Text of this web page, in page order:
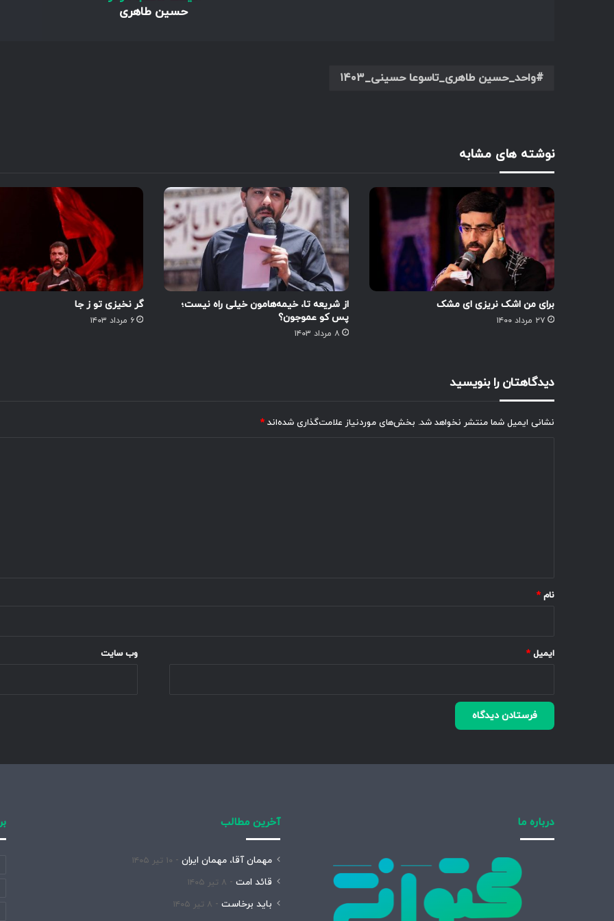
حسین طاهری
واحد_حسین طاهری_تاسوعا حسینی_۱۴۰۳
نوشته های مشابه
برای من اشک نریزی ای مشک
۲۷ مرداد ۱۴۰۰
از شریعه تا، خیمه‌هامون خیلی راه نیست؛
پس کو عموجون؟
۸ مرداد ۱۴۰۳
گر نخیزی تو ز جا
۶ مرداد ۱۴۰۳
دیدگاهتان را بنویسید
نشانی ایمیل شما منتشر نخواهد شد. بخش‌های موردنیاز علامت‌گذاری شده‌اند *
نام *
ایمیل * وب‌ سایت
درباره ما آخرین مطالب
مهمان آقا، مهمان ایران ۱۰ تیر ۱۴۰۵
قائد امت ۸ تیر ۱۴۰۵
باید برخاست ۸ تیر ۱۴۰۵